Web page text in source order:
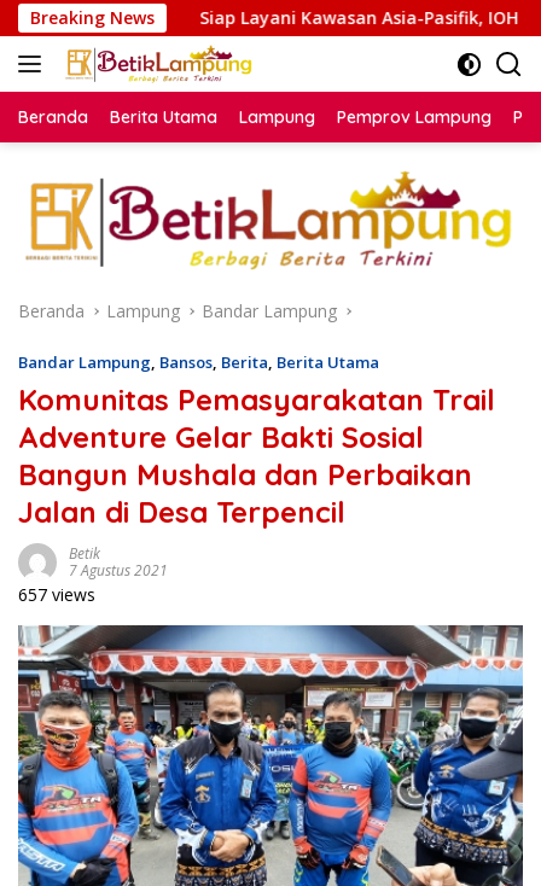
Langsung
ke
konten
Breaking News
Siap Layani Kawasan Asia-Pasifik, IOH Luncurkan
Beranda Berita Utama Lampung Pemprov Lampung
Beranda Lampung Bandar Lampung
Bandar Lampung, Bansos, Berita, Berita Utama
Komunitas Pemasyarakatan Trail
Adventure Gelar Bakti Sosial
Bangun Mushala dan Perbaikan
Jalan di Desa Terpencil
Betik
7 Agustus 2021
657 views